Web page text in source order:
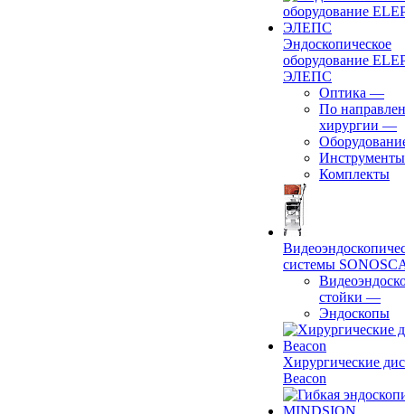
Эндоскопическое
оборудование
ЭЛЕПС
Оптика —
По
хирургии —
Инструменты
Комплекты
системы
стойки —
Эндоскопы
Хирургические
Beacon